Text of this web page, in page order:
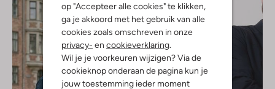
op "Accepteer alle cookies" te klikken,
ga je akkoord met het gebruik van alle
cookies zoals omschreven in onze
privacy- en cookieverklaring.
Wil je je voorkeuren wijzigen? Via de
cookieknop onderaan de pagina kun je
jouw toestemming ieder moment